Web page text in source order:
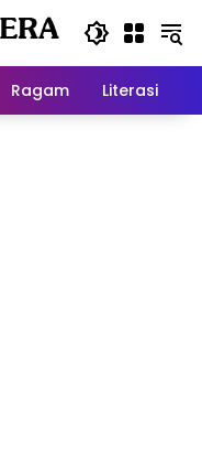
Ragam Literasi